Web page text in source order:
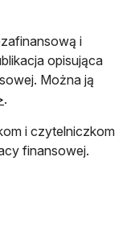
i
opisująca
Można ją
.
i czytelniczkom
finansowej.